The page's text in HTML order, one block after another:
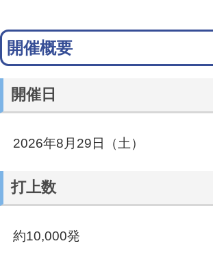
開催概要
開催日
2026年8月29日（土）
打上数
約10,000発